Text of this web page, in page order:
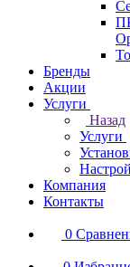
Бренды
Акции
Услуги
Назад
Услуги
Компания
Контакты
0